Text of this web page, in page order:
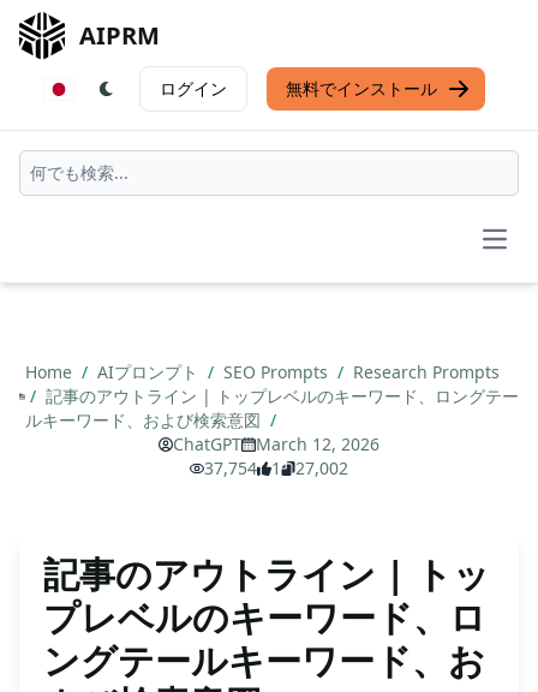
AIPRM
ログイン 無料でインストール
Home / AIプロンプト / SEO Prompts / Research Prompts
/ 記事のアウトライン | トップレベルのキーワード、ロングテー
ルキーワード、および検索意図 /
ChatGPT
March 12, 2026
37,754
1 27,002
記事のアウトライン | トッ
プレベルのキーワード、ロ
ングテールキーワード、お